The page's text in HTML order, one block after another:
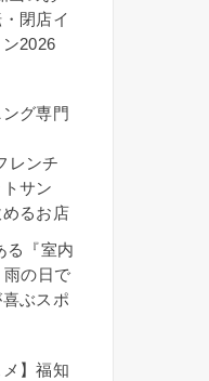
閉店イ
2026
グ専門
レンチ
サン
めるお店
る『室内
雨の日で
ぶスポ
メ】福知